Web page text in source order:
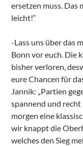
ersetzen muss.
leicht!“
-Lass uns über das
Bonn vor euch. Die
bisher verloren,
eure Chancen für
Jannik: „Partien
spannend und recht
morgen eine
wir knappt die
welches den Sieg